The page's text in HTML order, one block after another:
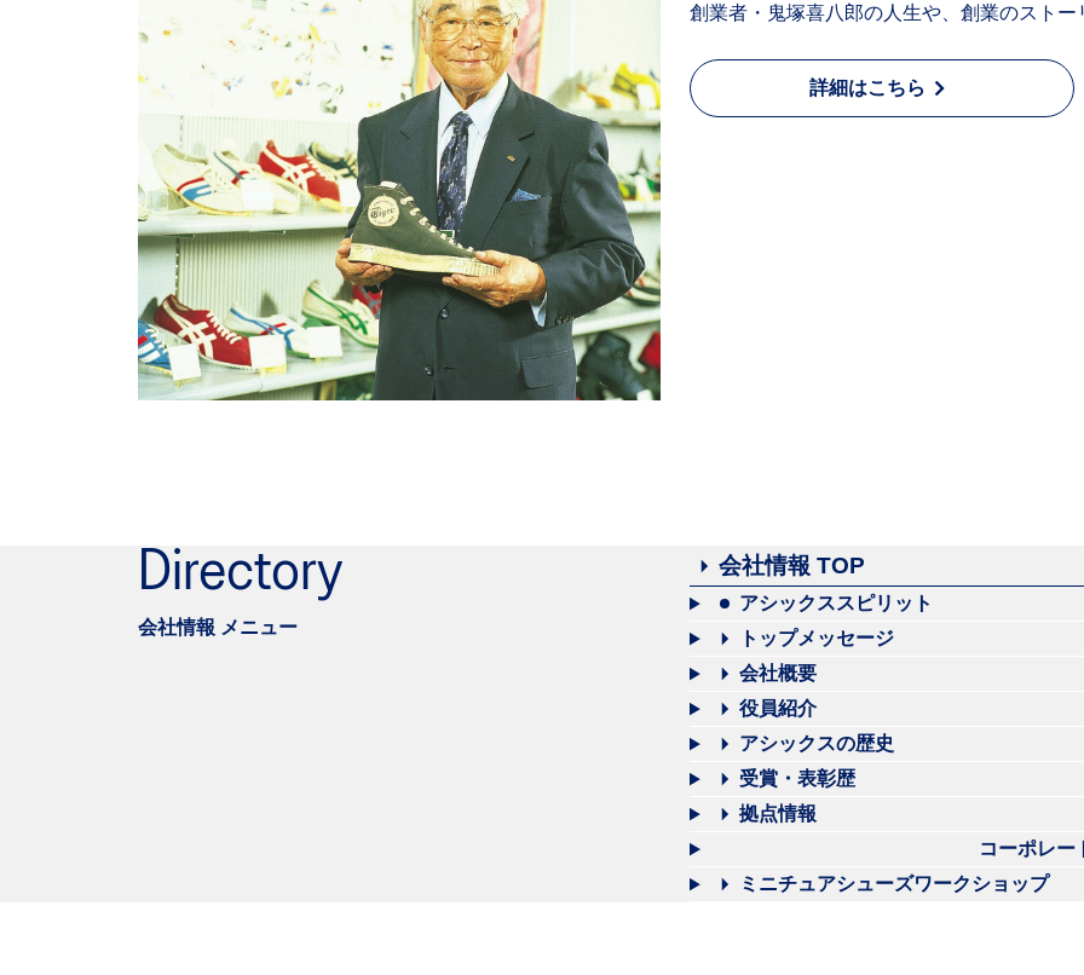
創業者・鬼塚喜八郎の人生や、創業のストー
詳細はこちら
Directory
会社情報 メニュー
会社情報 TOP
アシックススピリット
トップメッセージ
会社概要
役員紹介
アシックスの歴史
受賞・表彰歴
拠点情報
コーポレー
ミニチュアシューズワークショップ